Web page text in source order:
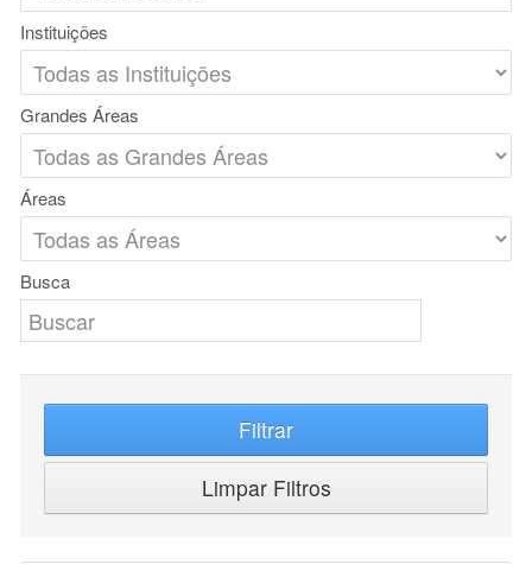
Instituições
Grandes Áreas
Áreas
Busca
Filtrar
Limpar Filtros